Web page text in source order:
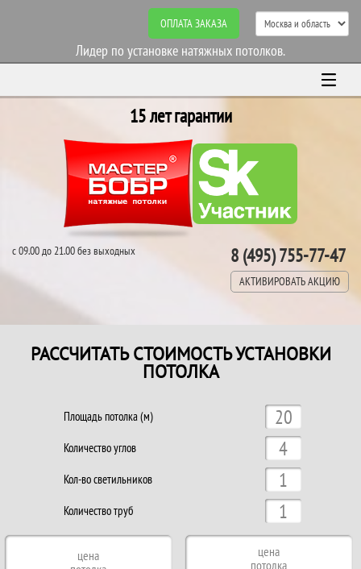
ОПЛАТА ЗАКАЗА
Лидер по установке натяжных потолков.
15 лет гарантии
с 09.00 до 21.00 без выходных 8 (495) 755-77-47
АКТИВИРОВАТЬ АКЦИЮ
РАССЧИТАТЬ СТОИМОСТЬ УСТАНОВКИ
ПОТОЛКА
Площадь потолка (м)
Количество углов
Кол-во светильников
Количество труб
цена
цена
потолка